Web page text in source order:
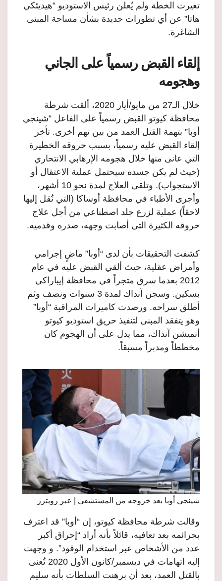
تغيرت الخطة ولم يُعلن رئيس الاستوديو “هيديئكي
هاتا” عن أي تطورات جديدة بشأن مساحة المبنى
الشاغرة.
إلقاء القبض رسمياً على الجاني
وهجومه
خلال الـ27 من مايو/أيار 2020، ألقت شرطة
محافظة كيوتو القبض رسمياً على الفاعل “شينجي
أوبا” بتهمة القتل العمد من بين تهم أخرى. تأخر
إلقاء القبض عليه رسمياً، بسبب حروقه الخطيرة
التي عانى منها خلال هجومه الإرهابي الانتحاري
(حيث لم يكن جسده سيحتمل عملية الاعتقال أو
الاستجواب). وتلقى العلاج لمدة نحو 10 أشهر،
وأجرى الأطباء في محافظة أوساكا (التي نُقل إليها
لاحقاً) عملية لزرع جلد اصطناعي من أجل علاج
حروقه الكثيرة التي أصابت وجهه، صدره وقدميه.
كشفت التحقيقات بأن لدى “أوبا” ماضٍ إجرامي
وأمراض عقلية، حيث ألقي القبض عليه في عام
2012 بعدما سرق متجراً في محافظة إيباراكي
بسكين. وسجن آنذاك لمدة 3 سنوات ونصف وثم
أطلق سراحه. ورصدت كاميرات المراقبة “أوبا”
وهو يتفقد المبنى لتنفيذ حريق استوديو كيوتو
أنميشن آنذاك، مما يدل على أن الهجوم كان
مخططاً ومدبراً مسبقاً.
شينجي أوبا بعد خروجه من المستشفى | عبر رويترز
وقالت شرطة محافظة كيوتو، إن “أوبا” قد اعترف
بجرائمه بعد تعافيه، قائلاً بأنه أراد “إحراق أكبر
عدد من الأشخاص عبر استخدام الوقود”. و وجهت
إليه اتهامات في ديسمبر/كانون الأول 2020 تُعنى
بالقتل العمد، بعد أن برهنت السلطات بأنه سليم